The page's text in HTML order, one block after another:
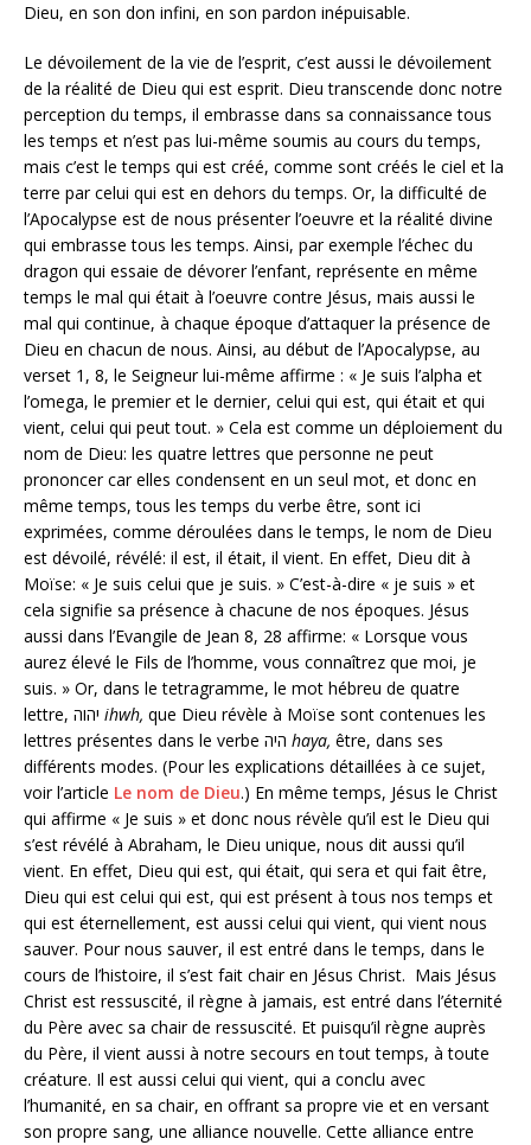
Dieu, en son don infini, en son pardon inépuisable.
Le dévoilement de la vie de l’esprit, c’est aussi le dévoilement
de la réalité de Dieu qui est esprit. Dieu transcende donc notre
perception du temps, il embrasse dans sa connaissance tous
les temps et n’est pas lui-même soumis au cours du temps,
mais c’est le temps qui est créé, comme sont créés le ciel et la
terre par celui qui est en dehors du temps. Or, la difficulté de
l’Apocalypse est de nous présenter l’oeuvre et la réalité divine
qui embrasse tous les temps. Ainsi, par exemple l’échec du
dragon qui essaie de dévorer l’enfant, représente en même
temps le mal qui était à l’oeuvre contre Jésus, mais aussi le
mal qui continue, à chaque époque d’attaquer la présence de
Dieu en chacun de nous. Ainsi, au début de l’Apocalypse, au
verset 1, 8, le Seigneur lui-même affirme : « Je suis l’alpha et
l’omega, le premier et le dernier, celui qui est, qui était et qui
vient, celui qui peut tout. » Cela est comme un déploiement du
nom de Dieu: les quatre lettres que personne ne peut
prononcer car elles condensent en un seul mot, et donc en
même temps, tous les temps du verbe être, sont ici
exprimées, comme déroulées dans le temps, le nom de Dieu
est dévoilé, révélé: il est, il était, il vient. En effet, Dieu dit à
Moïse: « Je suis celui que je suis. » C’est-à-dire « je suis » et
cela signifie sa présence à chacune de nos époques. Jésus
aussi dans l’Evangile de Jean 8, 28 affirme: « Lorsque vous
aurez élevé le Fils de l’homme, vous connaîtrez que moi, je
suis. » Or, dans le tetragramme, le mot hébreu de quatre
ihwh, que Dieu révèle à Moïse sont contenues les
haya, être, dans ses
différents modes. (Pour les explications détaillées à ce sujet,
voir l’article Le nom de Dieu.) En même temps, Jésus le Christ
qui affirme « Je suis » et donc nous révèle qu’il est le Dieu qui
s’est révélé à Abraham, le Dieu unique, nous dit aussi qu’il
vient. En effet, Dieu qui est, qui était, qui sera et qui fait être,
Dieu qui est celui qui est, qui est présent à tous nos temps et
qui est éternellement, est aussi celui qui vient, qui vient nous
sauver. Pour nous sauver, il est entré dans le temps, dans le
cours de l’histoire, il s’est fait chair en Jésus Christ. Mais Jésus
Christ est ressuscité, il règne à jamais, est entré dans l’éternité
du Père avec sa chair de ressuscité. Et puisqu’il règne auprès
du Père, il vient aussi à notre secours en tout temps, à toute
créature. Il est aussi celui qui vient, qui a conclu avec
l’humanité, en sa chair, en offrant sa propre vie et en versant
son propre sang, une alliance nouvelle. Cette alliance entre